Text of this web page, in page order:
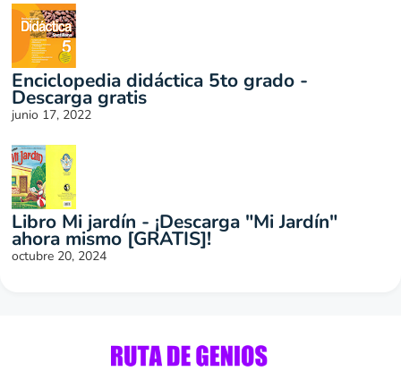
Enciclopedia didáctica 5to grado -
Descarga gratis
junio 17, 2022
Libro Mi jardín - ¡Descarga "Mi Jardín"
ahora mismo [GRATIS]!
octubre 20, 2024